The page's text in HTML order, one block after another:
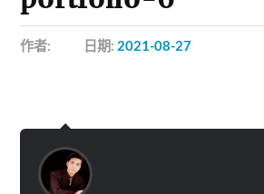
作者: 日期: 2021-08-27